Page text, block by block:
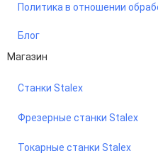
Политика в отношении
Блог
Магазин
Станки Stalex
Фрезерные станки Stalex
Токарные станки Stalex